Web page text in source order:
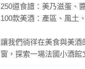
250道食譜：美乃滋蛋、
100款美酒：產區、風土
讓我們徜徉在美食與美
窗，探索一場法國小酒館